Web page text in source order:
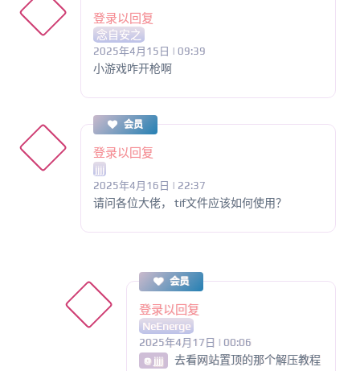
登录以回复
念自安之
2025年4月15日 | 09:39
小游戏咋开枪啊
会员
登录以回复
jjjj
2025年4月16日 | 22:37
请问各位大佬， tif文件应该如何使用？
会员
登录以回复
NeEnerge
2025年4月17日 | 00:06
@ jjjj 去看网站置顶的那个解压教程